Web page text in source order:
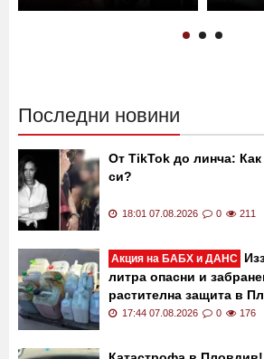
Последни новини
От TikTok до линча: Как
си?
18:01 07.08.2026 0 211
Акция на БАБХ и ДАНС
литра опасни и
растителна защита в
17:44 07.08.2026 0 176